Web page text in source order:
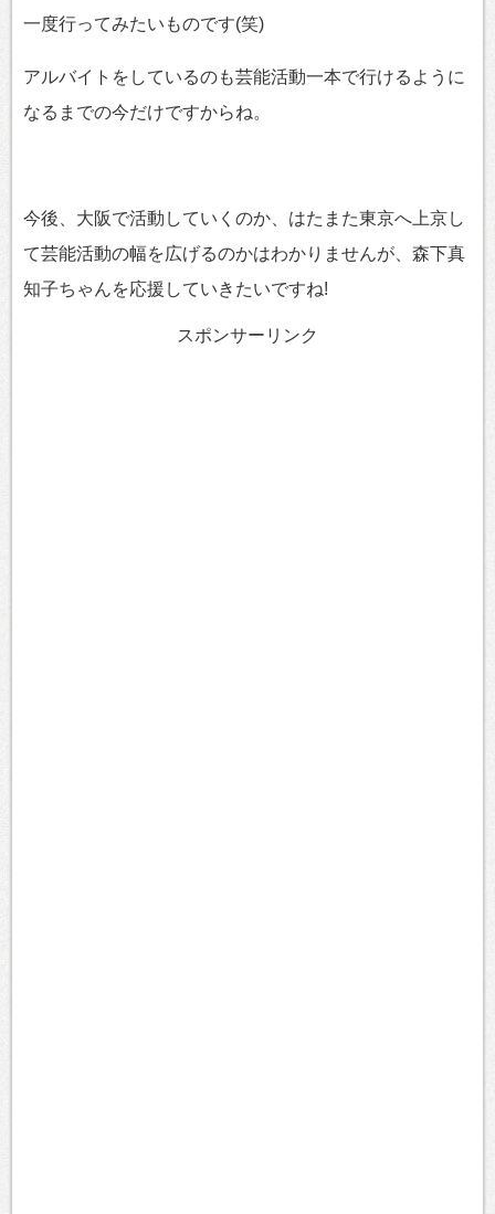
一度行ってみたいものです(笑)
アルバイトをしているのも芸能活動一本で行けるように
なるまでの今だけですからね。
今後、大阪で活動していくのか、はたまた東京へ上京し
て芸能活動の幅を広げるのかはわかりませんが、森下真
知子ちゃんを応援していきたいですね!
スポンサーリンク